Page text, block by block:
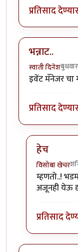
प्रतिसाद
भन्नाट..
स्वाती दिनेश
इवेंट मॅनेजर चा
प्रतिसाद
हेच
विसोबा खेचर
In reply to
म्हणतो..!
अजूनही येऊ
प्रतिसाद